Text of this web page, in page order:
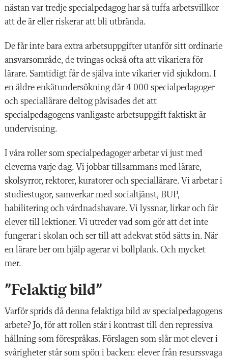
nästan var tredje specialpedagog har så tuffa arbetsvillkor
att de är eller riskerar att bli utbrända.
De får inte bara extra arbetsuppgifter utanför sitt ordinarie
ansvarsområde, de tvingas också ofta att vikariera för
lärare. Samtidigt får de själva inte vikarier vid sjukdom. I
en äldre enkätundersökning där 4 000 specialpedagoger
och speciallärare deltog påvisades det att
specialpedagogens vanligaste arbetsuppgift faktiskt är
undervisning.
I våra roller som specialpedagoger arbetar vi just med
eleverna varje dag. Vi jobbar tillsammans med lärare,
skolsyrror, rektorer, kuratorer och speciallärare. Vi arbetar i
studiestugor, samverkar med socialtjänst, BUP,
habilitering och vårdnadshavare. Vi lyssnar, lirkar och får
elever till lektioner. Vi utreder vad som gör att det inte
fungerar i skolan och ser till att adekvat stöd sätts in. När
en lärare ber om hjälp agerar vi bollplank. Och mycket
mer.
”Felaktig bild”
Varför sprids då denna felaktiga bild av specialpedagogens
arbete? Jo, för att rollen står i kontrast till den repressiva
hållning som förespråkas. Förslagen som slår mot elever i
svårigheter står som spön i backen: elever från resurssvaga